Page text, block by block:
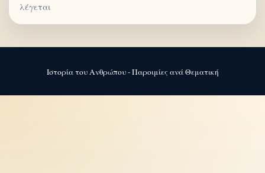
λέγεται
Ιστορία του Ανθρώπου - Παροιμίες ανά Θεματική